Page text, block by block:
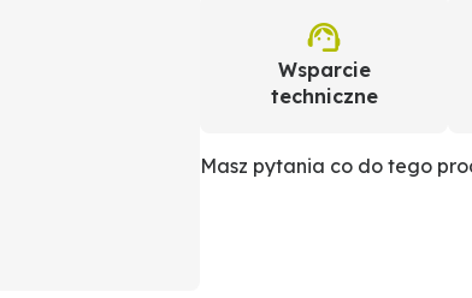
Wsparcie
techniczne
Masz pytania co do tego